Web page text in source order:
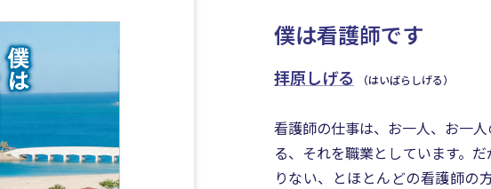
僕は看護師です
拝原しげる （はいばらしげる）
看護師の仕事は、お一人、お一
る、それを職業としています。
りない、とほとんどの看護師の